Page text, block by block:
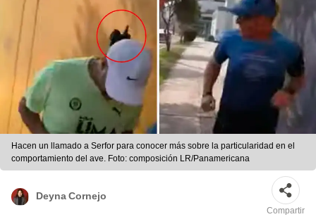
Hacen un llamado a Serfor para conocer más sobre la particularidad en el
comportamiento del ave. Foto: composición LR/Panamericana
Deyna Cornejo
Compartir